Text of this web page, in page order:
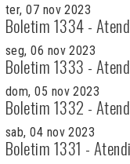
ter, 07 nov 2023
Boletim 1334 -
seg, 06 nov 2023
Boletim 1333 -
dom, 05 nov 2023
Boletim 1332 -
sab, 04 nov 2023
Boletim 1331 -